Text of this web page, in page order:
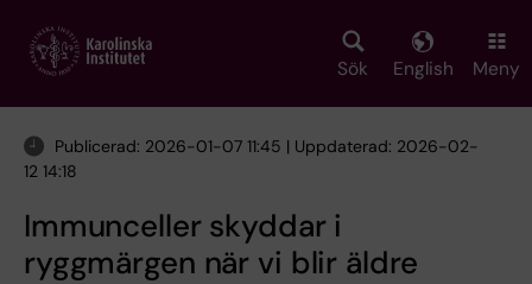
main
Sök English Meny
Publicerad: 2026-01-07 11:45 | Uppdaterad: 2026-02-
12 14:18
Immunceller skyddar i
ryggmärgen när vi blir äldre